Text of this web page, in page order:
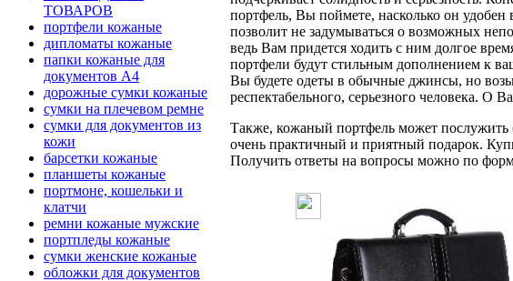
ТОВАРОВ
портфели кожаные
дипломаты кожаные
папки кожаные для
документов А4
дорожные сумки кожаные
сумки на плечевом ремне
сумки для документов из
кожи
барсетки кожаные
планшеты кожаные
портмоне, кошельки и
клатчи
ремни кожаные мужские
портпледы кожаные
сумки женские кожаные
обложки для документов
портфель, Вы поймете, насколько он удобен
позволит не задумываться о возможных
ведь Вам придется ходить с ним долгое
портфели будут стильным дополнением к
Вы будете одеты в обычные джинсы, но
респектабельного, серьезного человека. О
Также, кожаный портфель может послужить
очень практичный и приятный подарок.
Получить ответы на вопросы можно по